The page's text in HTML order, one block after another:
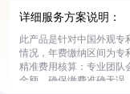
详细服务方案说明：
此产品是针对中国外观专
情况，年费缴纳区间为专
精准费用核算：专业团队
金额，确保缴费准确无误。